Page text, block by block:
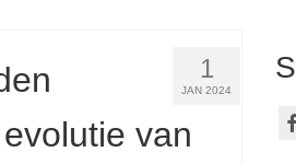
1
JAN 2024
van